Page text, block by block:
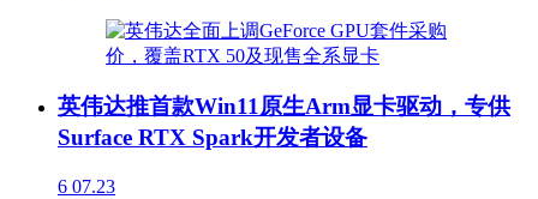
英伟达推首款Win11原生Arm显卡驱动，专供
Surface RTX Spark开发者设备
6 07.23